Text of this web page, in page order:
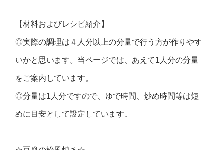
【材料およびレシピ紹介】
◎実際の調理は４人分以上の分量で行う方が作りやす
いかと思います。当ページでは、あえて1人分の分量
をご案内しています。
◎分量は1人分ですので、ゆで時間、炒め時間等は短
めに目安として設定しています。